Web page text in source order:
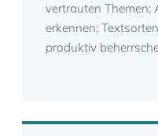
vertrauten Themen;
erkennen;
produktiv